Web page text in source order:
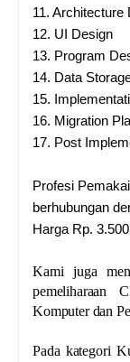
11. Architecture
12. UI Design
13. Program
14. Data
15.
16. Migration
17. Post
Profesi
berhubungan
Harga Rp.
Kami juga
pemeliharaan
Komputer dan
Pada kategori